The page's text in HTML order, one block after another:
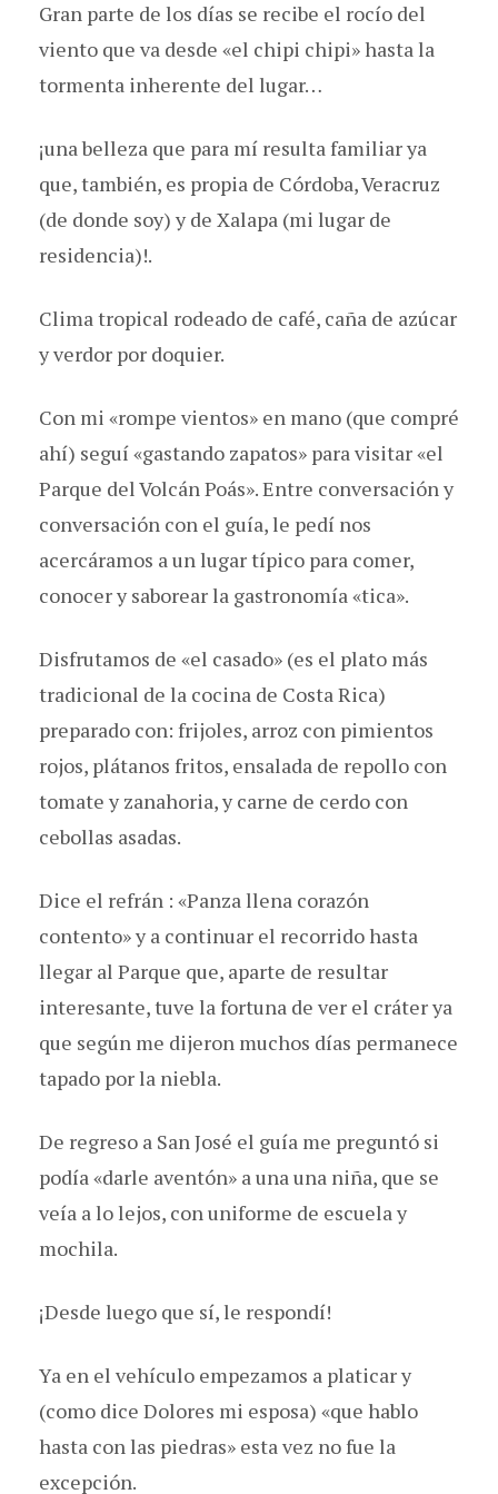
Gran parte de los días se recibe el rocío del
viento que va desde «el chipi chipi» hasta la
tormenta inherente del lugar…
¡una belleza que para mí resulta familiar ya
que, también, es propia de Córdoba, Veracruz
(de donde soy) y de Xalapa (mi lugar de
residencia)!.
Clima tropical rodeado de café, caña de azúcar
y verdor por doquier.
Con mi «rompe vientos» en mano (que compré
ahí) seguí «gastando zapatos» para visitar «el
Parque del Volcán Poás». Entre conversación y
conversación con el guía, le pedí nos
acercáramos a un lugar típico para comer,
conocer y saborear la gastronomía «tica».
Disfrutamos de «el casado» (es el plato más
tradicional de la cocina de Costa Rica)
preparado con: frijoles, arroz con pimientos
rojos, plátanos fritos, ensalada de repollo con
tomate y zanahoria, y carne de cerdo con
cebollas asadas.
Dice el refrán : «Panza llena corazón
contento» y a continuar el recorrido hasta
llegar al Parque que, aparte de resultar
interesante, tuve la fortuna de ver el cráter ya
que según me dijeron muchos días permanece
tapado por la niebla.
De regreso a San José el guía me preguntó si
podía «darle aventón» a una una niña, que se
veía a lo lejos, con uniforme de escuela y
mochila.
¡Desde luego que sí, le respondí!
Ya en el vehículo empezamos a platicar y
(como dice Dolores mi esposa) «que hablo
hasta con las piedras» esta vez no fue la
excepción.